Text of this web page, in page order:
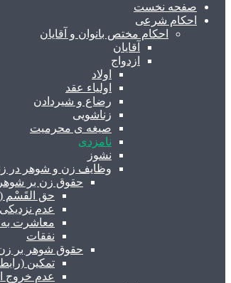
صفحه نخست
احکام شرعی
احکام مختص بانوان و آقایان
آقایان
ازدواج
اولاد
اولیاء عقد
رضاع و شیردادن
زناشویی
صیغه ی محرمیت
نامزدی
نشوز
وظایف زن و شوهر در
حقوق زن بر شوهر
حق القَسْم
عدم نزدیکی
معاشرت
نفقات
حقوق شوهر بر
تمکین
عدم خروج